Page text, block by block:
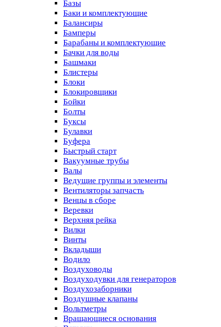
Базы
Баки и комплектующие
Балансиры
Бамперы
Барабаны и комплектующие
Бачки для воды
Башмаки
Блистеры
Блоки
Блокировщики
Бойки
Болты
Буксы
Булавки
Буфера
Быстрый старт
Вакуумные трубы
Валы
Ведущие группы и элементы
Вентиляторы запчасть
Венцы в сборе
Веревки
Верхняя рейка
Вилки
Винты
Вкладыши
Водило
Воздуховоды
Воздуходувки для генераторов
Воздухозаборники
Воздушные клапаны
Вольтметры
Вращающиеся основания